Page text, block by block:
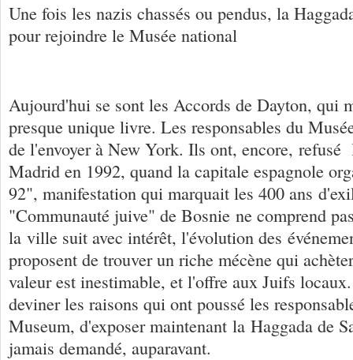
Une fois les nazis chassés ou pendus, la
pour rejoindre le Musée national
Aujourd'hui se sont les Accords de Dayton, qui
presque unique livre. Les responsables du
de l'envoyer à New York. Ils ont, encore, refusé
Madrid en 1992, quand la capitale espagnole
92", manifestation qui marquait les 400 ans
"Communauté juive" de Bosnie ne comprend
la ville suit avec intérêt, l'évolution des
proposent de trouver un riche mécène qui
valeur est inestimable, et l'offre aux Juifs
deviner les raisons qui ont poussé les
Museum, d'exposer maintenant la Haggada de
jamais demandé, auparavant.